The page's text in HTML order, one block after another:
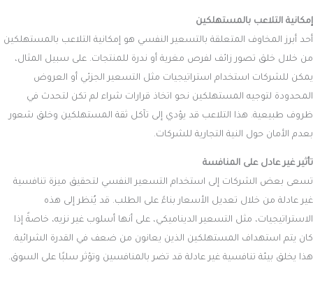
إمكانية التلاعب بالمستهلكين
أحد أبرز المخاوف المتعلقة بالتسعير النفسي هو إمكانية التلاعب بالمستهلكين
من خلال خلق تصور زائف لفرص مغرية أو ندرة للمنتجات. على سبيل المثال،
يمكن للشركات استخدام استراتيجيات مثل التسعير الجزئي أو العروض
المحدودة لتوجيه المستهلكين نحو اتخاذ قرارات شراء لم تكن لتحدث في
ظروف طبيعية. هذا التلاعب قد يؤدي إلى تآكل ثقة المستهلكين وخلق شعور
بعدم الأمان حول النية التجارية للشركات.
تأثير غير عادل على المنافسة
تسعى بعض الشركات إلى استخدام التسعير النفسي لتحقيق ميزة تنافسية
غير عادلة من خلال تعديل الأسعار بناءً على الطلب. قد يُنظر إلى هذه
الاستراتيجيات، مثل التسعير الديناميكي، على أنها أسلوب غير نزيه، خاصةً إذا
كان يتم استهداف المستهلكين الذين يعانون من ضعف في القدرة الشرائية.
هذا يخلق بيئة تنافسية غير عادلة قد تضر بالمنافسين وتؤثر سلبًا على السوق.